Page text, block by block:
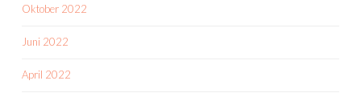
Oktober 2022
Juni 2022
April 2022